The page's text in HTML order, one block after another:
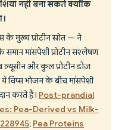
नहीं बना सकते क्योंकि
के मुख्य प्रोटीन स्रोत — ने
समान मांसपेशी प्रोटीन संश्लेषण
ल्यूसीन और कुल प्रोटीन डोज़
ये चिप्स भोजन के बीच मांसपेशी
करते हैं। Post-prandial
Pea-Derived vs Milk-
; Pea Proteins